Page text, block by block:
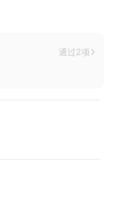
通过2项